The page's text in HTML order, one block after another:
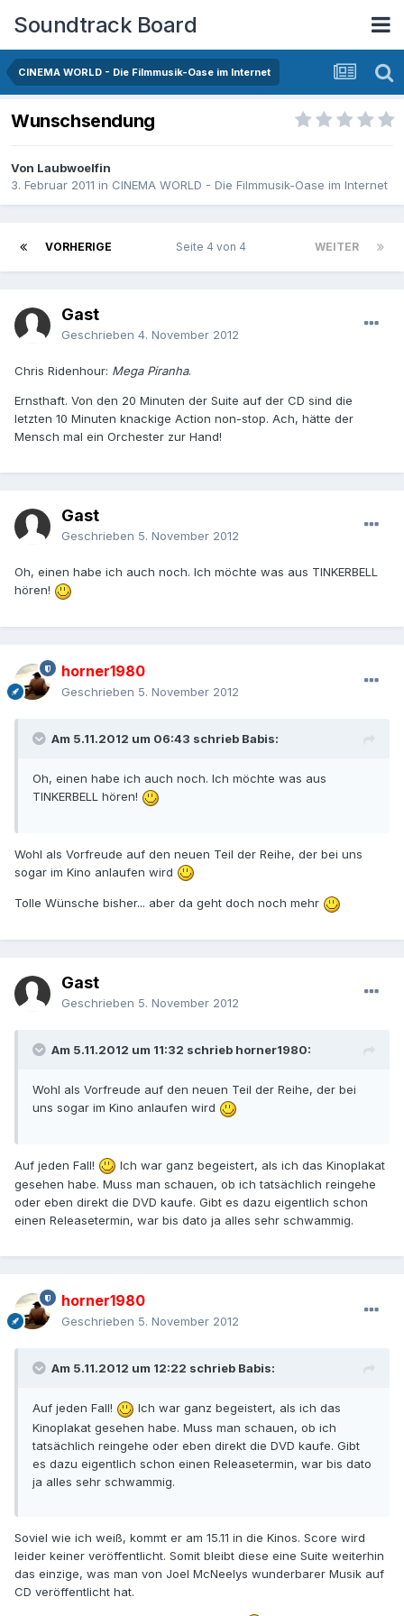
Soundtrack Board
CINEMA WORLD - Die Filmmusik-Oase im Internet
Wunschsendung
Von Laubwoelfin
3. Februar 2011 in CINEMA WORLD - Die Filmmusik-Oase im Internet
VORHERIGE WEITER
Seite 4 von 4
Gast
Geschrieben 4. November 2012
Chris Ridenhour: Mega Piranha.
Ernsthaft. Von den 20 Minuten der Suite auf der CD sind die
letzten 10 Minuten knackige Action non-stop. Ach, hätte der
Mensch mal ein Orchester zur Hand!
Gast
Geschrieben 5. November 2012
Oh, einen habe ich auch noch. Ich möchte was aus TINKERBELL
hören!
horner1980
Geschrieben 5. November 2012
Am 5.11.2012 um 06:43 schrieb Babis:
Oh, einen habe ich auch noch. Ich möchte was aus
TINKERBELL hören!
Wohl als Vorfreude auf den neuen Teil der Reihe, der bei uns
sogar im Kino anlaufen wird
Tolle Wünsche bisher... aber da geht doch noch mehr
Gast
Geschrieben 5. November 2012
Am 5.11.2012 um 11:32 schrieb horner1980:
Wohl als Vorfreude auf den neuen Teil der Reihe, der bei
uns sogar im Kino anlaufen wird
Auf jeden Fall!
Ich war ganz begeistert, als ich das Kinoplakat
gesehen habe. Muss man schauen, ob ich tatsächlich reingehe
oder eben direkt die DVD kaufe. Gibt es dazu eigentlich schon
einen Releasetermin, war bis dato ja alles sehr schwammig.
horner1980
Geschrieben 5. November 2012
Am 5.11.2012 um 12:22 schrieb Babis:
Auf jeden Fall!
Ich war ganz begeistert, als ich das
Kinoplakat gesehen habe. Muss man schauen, ob ich
tatsächlich reingehe oder eben direkt die DVD kaufe. Gibt
es dazu eigentlich schon einen Releasetermin, war bis dato
ja alles sehr schwammig.
Soviel wie ich weiß, kommt er am 15.11 in die Kinos. Score wird
leider keiner veröffentlicht. Somit bleibt diese eine Suite weiterhin
das einzige, was man von Joel McNeelys wunderbarer Musik auf
CD veröffentlicht hat.